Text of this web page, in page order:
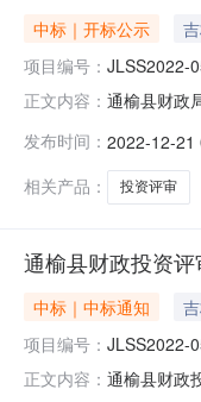
中标｜开标公示
项目编号： JLSS2022-
正文内容： 通榆县财政
息
发布时间： 2022-12-21
相关产品：
投资评审
通榆县财政投资
中标｜中标通知
项目编号： JLSS2022-
正文内容： 通榆县财政